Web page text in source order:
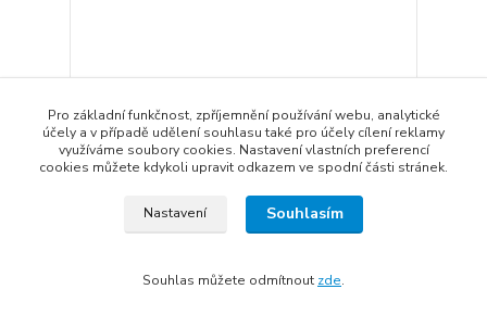
1 821 Kč
1 505 Kčbez DPH Skladem
Přidat do košíku
Pro základní funkčnost, zpříjemnění používání webu, analytické
účely a v případě udělení souhlasu také pro účely cílení reklamy
využíváme soubory cookies. Nastavení vlastních preferencí
cookies můžete kdykoli upravit odkazem ve spodní části stránek.
Nastavení Souhlasím
Souhlas můžete odmítnout zde.